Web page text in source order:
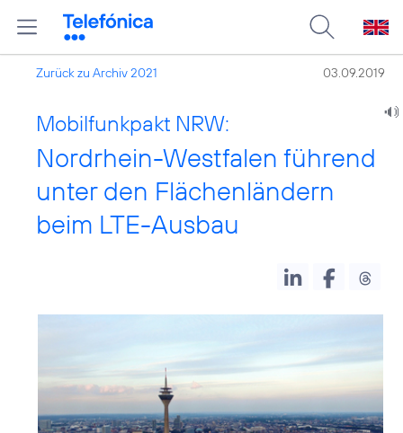
Zurück zu Archiv 2021 03.09.2019
Mobilfunkpakt NRW:
Nordrhein-Westfalen führend
unter den Flächenländern
beim LTE-Ausbau